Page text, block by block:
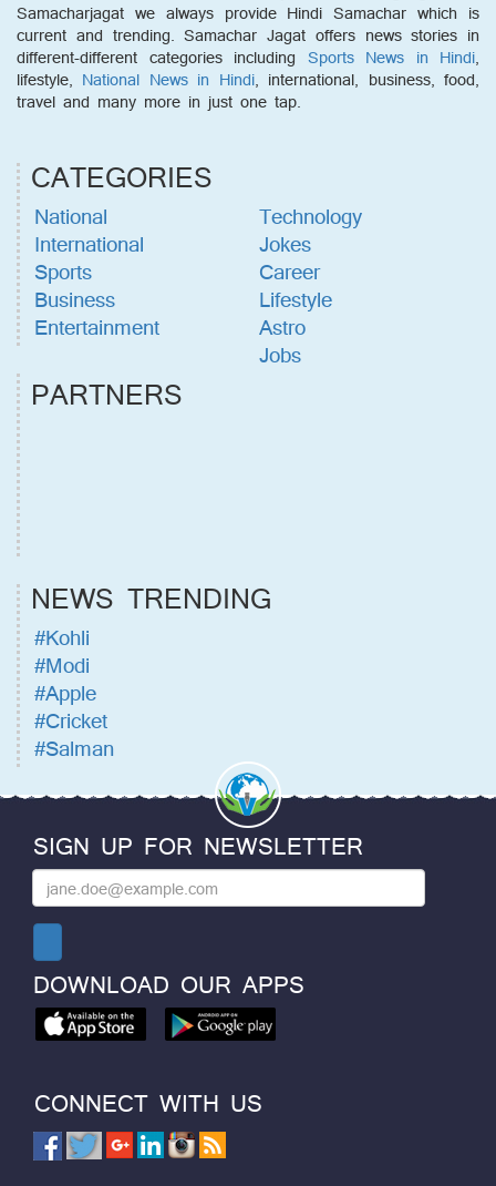
Samacharjagat we always provide Hindi Samachar which is
current and trending. Samachar Jagat offers news stories in
different-different categories including Sports News in Hindi,
lifestyle, National News in Hindi, international, business, food,
travel and many more in just one tap.
CATEGORIES
National
International
Sports
Business
Entertainment
Technology
Jokes
Career
Lifestyle
Astro
Jobs
PARTNERS
NEWS TRENDING
#Kohli
#Modi
#Apple
#Cricket
#Salman
SIGN UP FOR NEWSLETTER
DOWNLOAD OUR APPS
CONNECT WITH US